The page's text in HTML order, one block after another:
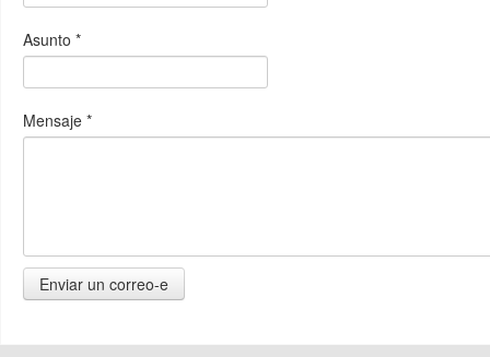
Asunto *
Mensaje *